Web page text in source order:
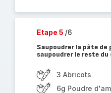
Etape 5 /6
Saupoudrer la pâte de
saupoudrer le reste
3 Abricots
6g Poudre